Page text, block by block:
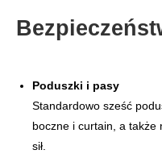
Poduszki i pasy
Standardowo sześć
boczne i curtain, a także
sił.